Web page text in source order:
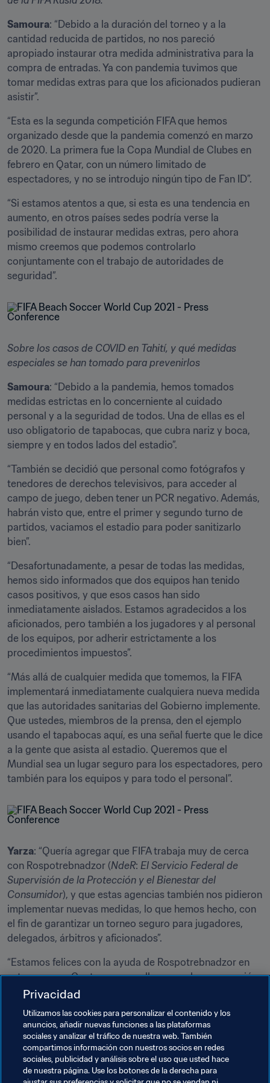
Samoura: “Debido a la duración del torneo y a la
cantidad reducida de partidos, no nos pareció
apropiado instaurar otra medida administrativa para la
compra de entradas. Ya con pandemia tuvimos que
tomar medidas extras para que los aficionados pudieran
asistir”.
“Esta es la segunda competición FIFA que hemos
organizado desde que la pandemia comenzó en marzo
de 2020. La primera fue la Copa Mundial de Clubes en
febrero en Qatar, con un número limitado de
espectadores, y no se introdujo ningún tipo de Fan ID”.
“Si estamos atentos a que, si esta es una tendencia en
aumento, en otros países sedes podría verse la
posibilidad de instaurar medidas extras, pero ahora
mismo creemos que podemos controlarlo
conjuntamente con el trabajo de autoridades de
seguridad”.
Sobre los casos de COVID en Tahití, y qué medidas
especiales se han tomado para prevenirlos
Samoura: “Debido a la pandemia, hemos tomados
medidas estrictas en lo concerniente al cuidado
personal y a la seguridad de todos. Una de ellas es el
uso obligatorio de tapabocas, que cubra nariz y boca,
siempre y en todos lados del estadio”.
“También se decidió que personal como fotógrafos y
tenedores de derechos televisivos, para acceder al
campo de juego, deben tener un PCR negativo. Además,
habrán visto que, entre el primer y segundo turno de
partidos, vaciamos el estadio para poder sanitizarlo
bien”.
“Desafortunadamente, a pesar de todas las medidas,
hemos sido informados que dos equipos han tenido
casos positivos, y que esos casos han sido
inmediatamente aislados. Estamos agradecidos a los
aficionados, pero también a los jugadores y al personal
de los equipos, por adherir estrictamente a los
procedimientos impuestos”.
“Más allá de cualquier medida que tomemos, la FIFA
implementará inmediatamente cualquiera nueva medida
que las autoridades sanitarias del Gobierno implemente.
Que ustedes, miembros de la prensa, den el ejemplo
usando el tapabocas aquí, es una señal fuerte que le dice
a la gente que asista al estadio. Queremos que el
Mundial sea un lugar seguro para los espectadores, pero
también para los equipos y para todo el personal”.
Yarza: “Quería agregar que FIFA trabaja muy de cerca
con Rospotrebnadzor (NdeR: El Servicio Federal de
Supervisión de la Protección y el Bienestar del
Consumidor), y que estas agencias también nos pidieron
implementar nuevas medidas, lo que hemos hecho, con
el fin de garantizar un torneo seguro para jugadores,
delegados, árbitros y aficionados”.
“Estamos felices con la ayuda de Rospotrebnadzor en
este proceso. Contamos con ellos y con la cooperación
de Comité Organizador Local para asegurarnos que el
lugar seguro para todos aquellos que deseen disfrutar el
beach soccer”.
Temas relacionados
Privacidad
Utilizamos las cookies para personalizar el contenido y los
anuncios, añadir nuevas funciones a las plataformas
sociales y analizar el tráfico de nuestra web. También
compartimos información con nuestros socios en redes
sociales, publicidad y análisis sobre el uso que usted hace
de nuestra página. Use los botones de la derecha para